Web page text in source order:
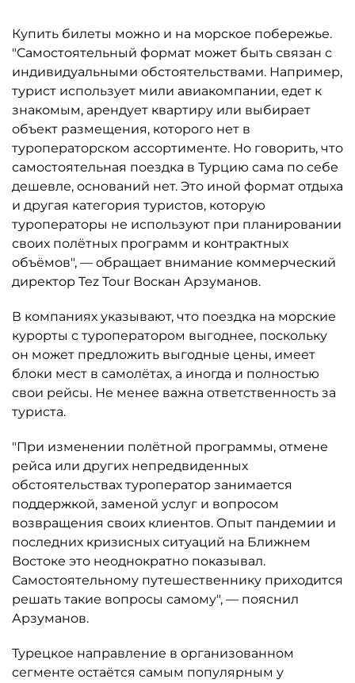
Купить билеты можно и на морское побережье.
"Самостоятельный формат может быть связан с
индивидуальными обстоятельствами. Например,
турист использует мили авиакомпании, едет к
знакомым, арендует квартиру или выбирает
объект размещения, которого нет в
туроператорском ассортименте. Но говорить, что
самостоятельная поездка в Турцию сама по себе
дешевле, оснований нет. Это иной формат отдыха
и другая категория туристов, которую
туроператоры не используют при планировании
своих полётных программ и контрактных
объёмов", — обращает внимание коммерческий
директор Tez Tour Воскан Арзуманов.
В компаниях указывают, что поездка на морские
курорты с туроператором выгоднее, поскольку
он может предложить выгодные цены, имеет
блоки мест в самолётах, а иногда и полностью
свои рейсы. Не менее важна ответственность за
туриста.
"При изменении полётной программы, отмене
рейса или других непредвиденных
обстоятельствах туроператор занимается
поддержкой, заменой услуг и вопросом
возвращения своих клиентов. Опыт пандемии и
последних кризисных ситуаций на Ближнем
Востоке это неоднократно показывал.
Самостоятельному путешественнику приходится
решать такие вопросы самому", — пояснил
Арзуманов.
Турецкое направление в организованном
сегменте остаётся самым популярным у